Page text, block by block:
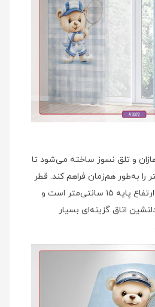
هازان و تلق نسوز ساخته می‌شود تا
را به‌طور هم‌زمان فراهم کند. قطر
بالا ۱۲، قطر پایین ۲۵ و ارتفاع پایه ۱۵ سانتی‌متر است و
اتاق گزینه‌ای بسیار